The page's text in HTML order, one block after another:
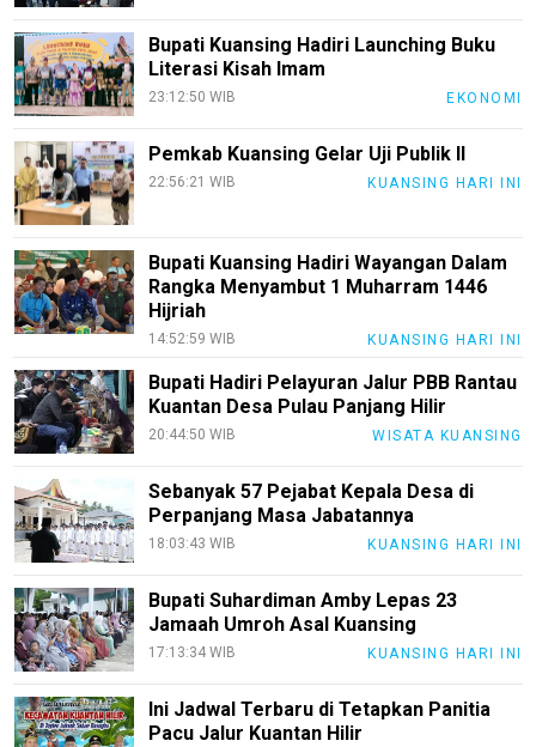
Bupati Kuansing Hadiri Launching Buku
Literasi Kisah Imam
23:12:50 WIB EKONOMI
Pemkab Kuansing Gelar Uji Publik II
22:56:21 WIB KUANSING HARI INI
Bupati Kuansing Hadiri Wayangan Dalam
Rangka Menyambut 1 Muharram 1446
Hijriah
14:52:59 WIB KUANSING HARI INI
Bupati Hadiri Pelayuran Jalur PBB Rantau
Kuantan Desa Pulau Panjang Hilir
20:44:50 WIB WISATA KUANSING
Sebanyak 57 Pejabat Kepala Desa di
Perpanjang Masa Jabatannya
18:03:43 WIB KUANSING HARI INI
Bupati Suhardiman Amby Lepas 23
Jamaah Umroh Asal Kuansing
17:13:34 WIB KUANSING HARI INI
Ini Jadwal Terbaru di Tetapkan Panitia
Pacu Jalur Kuantan Hilir